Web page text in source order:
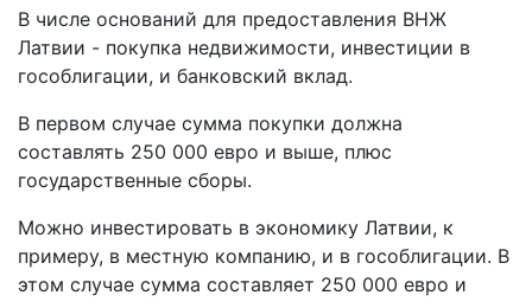
В числе оснований для предоставления ВНЖ
Латвии - покупка недвижимости, инвестиции в
гособлигации, и банковский вклад.
В первом случае сумма покупки должна
составлять 250 000 евро и выше, плюс
государственные сборы.
Можно инвестировать в экономику Латвии, к
примеру, в местную компанию, и в гособлигации. В
этом случае сумма составляет 250 000 евро и